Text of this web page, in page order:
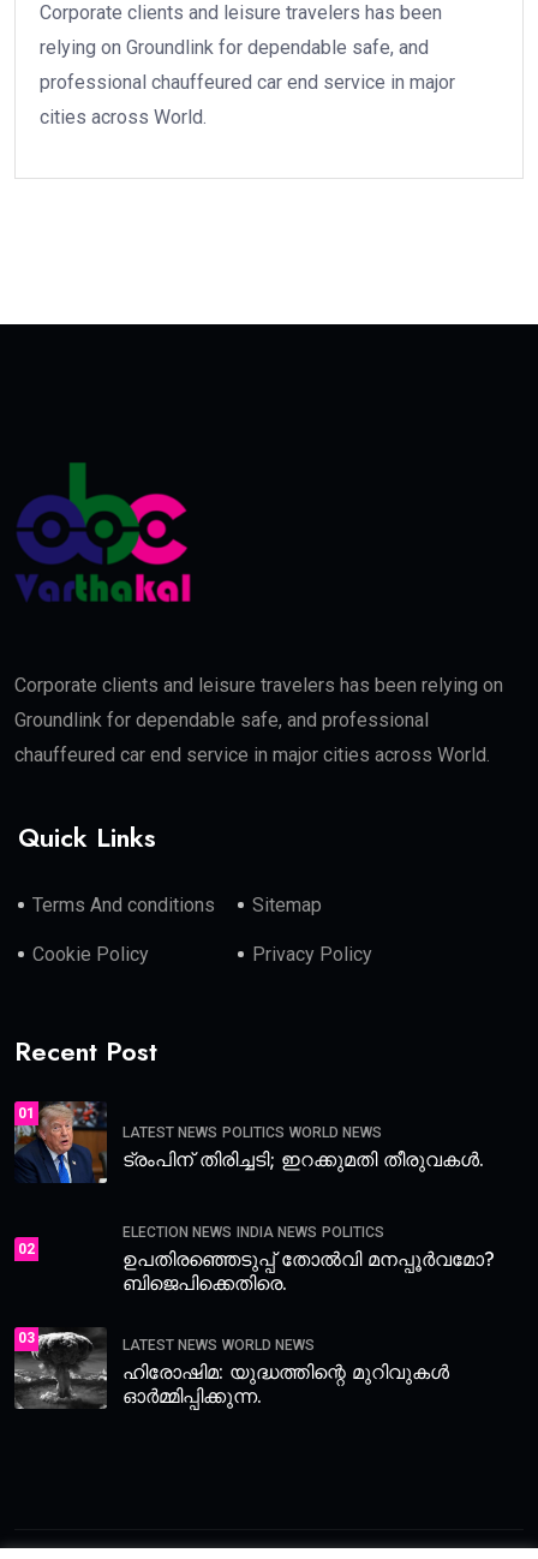
Corporate clients and leisure travelers has been
relying on Groundlink for dependable safe, and
professional chauffeured car end service in major
cities across World.
Corporate clients and leisure travelers has been relying on
Groundlink for dependable safe, and professional
chauffeured car end service in major cities across World.
Quick Links
Terms And conditions Sitemap
Cookie Policy Privacy Policy
Recent Post
01
LATEST NEWS POLITICS WORLD NEWS
ട്രംപിന് തിരിച്ചടി; ഇറക്കുമതി തീരുവകൾ.
02
ELECTION NEWS INDIA NEWS POLITICS
ഉപതിരഞ്ഞെടുപ്പ് തോൽവി മനപ്പൂർവമോ?
ബിജെപിക്കെതിരെ.
03 LATEST NEWS WORLD NEWS
ഹിരോഷിമ: യുദ്ധത്തിന്റെ മുറിവുകൾ
ഓർമ്മിപ്പിക്കുന്ന.